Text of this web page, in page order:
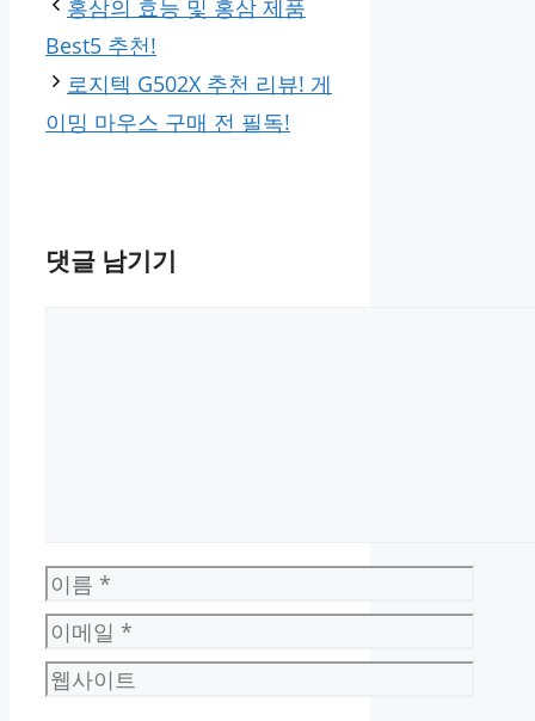
리
홍삼의 효능 및 홍삼 제품
Best5 추천!
로지텍 G502X 추천 리뷰! 게
이밍 마우스 구매 전 필독!
댓글 남기기
이
름
이
메
웹